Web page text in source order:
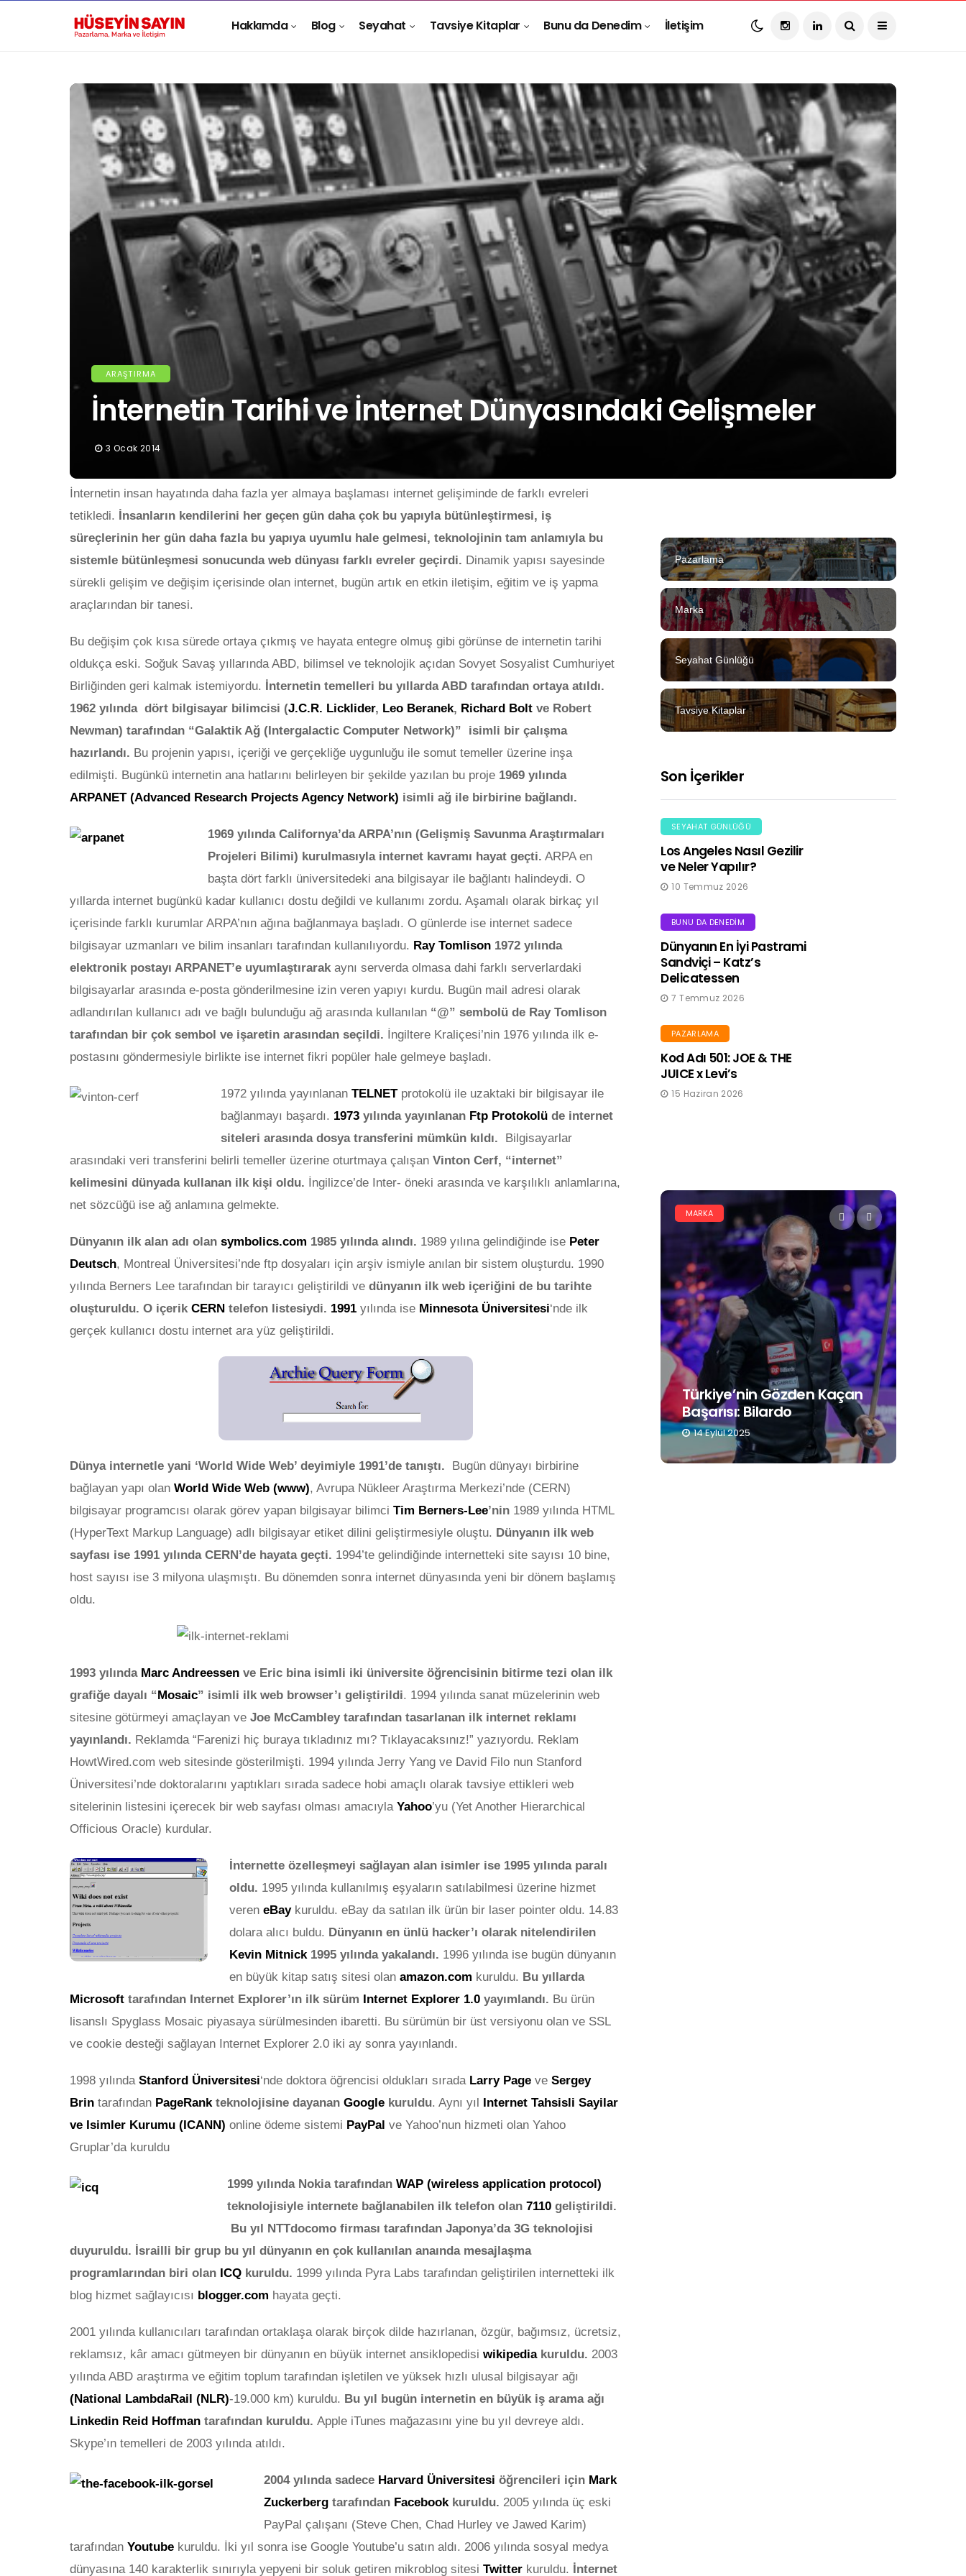
Hakkımda Blog Seyahat Tavsiye Kitaplar Bunu da Denedim İletişim
ARAŞTIRMA
İnternetin Tarihi ve İnternet Dünyasındaki Gelişmeler
3 Ocak 2014
İnternetin insan hayatında daha fazla yer almaya başlaması internet gelişiminde de farklı evreleri
tetikledi. İnsanların kendilerini her geçen gün daha çok bu yapıyla bütünleştirmesi, iş
süreçlerinin her gün daha fazla bu yapıya uyumlu hale gelmesi, teknolojinin tam anlamıyla bu
sistemle bütünleşmesi sonucunda web dünyası farklı evreler geçirdi. Dinamik yapısı sayesinde
sürekli gelişim ve değişim içerisinde olan internet, bugün artık en etkin iletişim, eğitim ve iş yapma
araçlarından bir tanesi.
Bu değişim çok kısa sürede ortaya çıkmış ve hayata entegre olmuş gibi görünse de internetin tarihi
oldukça eski. Soğuk Savaş yıllarında ABD, bilimsel ve teknolojik açıdan Sovyet Sosyalist Cumhuriyet
Birliğinden geri kalmak istemiyordu. İnternetin temelleri bu yıllarda ABD tarafından ortaya atıldı.
1962 yılında dört bilgisayar bilimcisi (J.C.R. Licklider, Leo Beranek, Richard Bolt ve Robert
Newman) tarafından “Galaktik Ağ (Intergalactic Computer Network)”
isimli bir çalışma
hazırlandı. Bu projenin yapısı, içeriği ve gerçekliğe uygunluğu ile somut temeller üzerine inşa
edilmişti. Bugünkü internetin ana hatlarını belirleyen bir şekilde yazılan bu proje 1969 yılında
ARPANET (Advanced Research Projects Agency Network) isimli ağ ile birbirine bağlandı.
1969 yılında Californya’da ARPA’nın (Gelişmiş Savunma Araştırmaları
Projeleri Bilimi) kurulmasıyla internet kavramı hayat geçti. ARPA en
başta dört farklı üniversitedeki ana bilgisayar ile bağlantı halindeydi. O
yıllarda internet bugünkü kadar kullanıcı dostu değildi ve kullanımı zordu. Aşamalı olarak birkaç yıl
içerisinde farklı kurumlar ARPA’nın ağına bağlanmaya başladı. O günlerde ise internet sadece
bilgisayar uzmanları ve bilim insanları tarafından kullanılıyordu. Ray Tomlison 1972 yılında
elektronik postayı ARPANET’e uyumlaştırarakaynı serverda olmasa dahi farklı serverlardaki
bilgisayarlar arasında e-posta gönderilmesine izin veren yapıyı kurdu. Bugün mail adresi olarak
adlandırılan kullanıcı adı ve bağlı bulunduğu ağ arasında kullanılan “@” sembolü de Ray Tomlison
tarafından bir çok sembol ve işaretin arasından seçildi. İngiltere Kraliçesi’nin 1976 yılında ilk e-
postasını göndermesiyle birlikte ise internet fikri popüler hale gelmeye başladı.
1972 yılında yayınlanan TELNETprotokolü ile uzaktaki bir bilgisayar ile
bağlanmayı başardı. 1973 yılında yayınlanan Ftp Protokolü de internet
siteleri arasında dosya transferini mümkün kıldı.
Bilgisayarlar
arasındaki veri transferini belirli temeller üzerine oturtmaya çalışan Vinton Cerf, “internet”
kelimesini dünyada kullanan ilk kişi oldu. İngilizce’de Inter- öneki arasında ve karşılıklı anlamlarına,
net sözcüğü ise ağ anlamına gelmekte.
Dünyanın ilk alan adı olan symbolics.com 1985 yılında alındı. 1989 yılına gelindiğinde ise Peter
Deutsch, Montreal Üniversitesi’nde ftp dosyaları için arşiv ismiyle anılan bir sistem oluşturdu. 1990
yılında Berners Lee tarafından bir tarayıcı geliştirildi ve dünyanın ilk web içeriğini de bu tarihte
oluşturuldu. O içerik CERN telefon listesiydi. 1991 yılında ise Minnesota Üniversitesi‘nde ilk
gerçek kullanıcı dostu internet ara yüz geliştirildi.
Dünya internetle yani ‘World Wide Web’ deyimiyle 1991’de tanıştı. Bugün dünyayı birbirine
bağlayan yapı olan World Wide Web (www), Avrupa Nükleer Araştırma Merkezi’nde (CERN)
bilgisayar programcısı olarak görev yapan bilgisayar bilimci Tim Berners-Lee’nin 1989 yılında HTML
(HyperText Markup Language) adlı bilgisayar etiket dilini geliştirmesiyle oluştu. Dünyanın ilk web
sayfası ise 1991 yılında CERN’de hayata geçti. 1994’te gelindiğinde internetteki site sayısı 10 bine,
host sayısı ise 3 milyona ulaşmıştı. Bu dönemden sonra internet dünyasında yeni bir dönem başlamış
oldu.
1993 yılında Marc Andreessen ve Eric bina isimli iki üniversite öğrencisinin bitirme tezi olan ilk
grafiğe dayalı “Mosaic” isimli ilk web browser’ı geliştirildi. 1994 yılında sanat müzelerinin web
sitesine götürmeyi amaçlayan ve Joe McCambley tarafından tasarlanan ilk internet reklamı
yayınlandı. Reklamda “Farenizi hiç buraya tıkladınız mı? Tıklayacaksınız!” yazıyordu. Reklam
HowtWired.com web sitesinde gösterilmişti. 1994 yılında Jerry Yang ve David Filo nun Stanford
Üniversitesi’nde doktoralarını yaptıkları sırada sadece hobi amaçlı olarak tavsiye ettikleri web
sitelerinin listesini içerecek bir web sayfası olması amacıyla Yahoo’yu (Yet Another Hierarchical
Officious Oracle) kurdular.
İnternette özelleşmeyi sağlayan alan isimler ise 1995 yılında paralı
oldu. 1995 yılında kullanılmış eşyaların satılabilmesi üzerine hizmet
veren eBaykuruldu. eBay da satılan ilk ürün bir laser pointer oldu. 14.83
dolara alıcı buldu. Dünyanın en ünlü hacker’ı olarak nitelendirilen
Kevin Mitnick1995 yılında yakalandı. 1996 yılında ise bugün dünyanın
en büyük kitap satış sitesi olan amazon.com kuruldu. Bu yıllarda
Microsoft tarafından Internet Explorer’ın ilk sürüm Internet Explorer 1.0 yayımlandı. Bu ürün
lisanslı Spyglass Mosaic piyasaya sürülmesinden ibaretti. Bu sürümün bir üst versiyonu olan ve SSL
ve cookie desteği sağlayan Internet Explorer 2.0 iki ay sonra yayınlandı.
1998 yılında Stanford Üniversitesi‘nde doktora öğrencisi oldukları sırada Larry Page ve Sergey
Brin tarafından PageRankteknolojisine dayanan Google kuruldu. Aynı yıl Internet Tahsisli Sayilar
ve Isimler Kurumu (ICANN) online ödeme sistemi PayPal ve Yahoo’nun hizmeti olan Yahoo
Gruplar’da kuruldu
1999 yılında Nokia tarafından WAP (wireless application protocol)
teknolojisiyle internete bağlanabilen ilk telefon olan 7110 geliştirildi.
Bu yıl NTTdocomo firması tarafından Japonya’da 3G teknolojisi
duyuruldu. İsrailli bir grup bu yıl dünyanın en çok kullanılan anaında mesajlaşma
programlarından biri olan ICQ kuruldu. 1999 yılında Pyra Labs tarafından geliştirilen internetteki ilk
blog hizmet sağlayıcısı blogger.com hayata geçti.
2001 yılında kullanıcıları tarafından ortaklaşa olarak birçok dilde hazırlanan, özgür, bağımsız, ücretsiz,
reklamsız, kâr amacı gütmeyen bir dünyanın en büyük internet ansiklopedisi wikipediakuruldu. 2003
yılında ABD araştırma ve eğitim toplum tarafından işletilen ve yüksek hızlı ulusal bilgisayar ağı
(National LambdaRail (NLR)-19.000 km) kuruldu. Bu yıl bugün internetin en büyük iş arama ağı
Linkedin Reid Hoffman tarafından kuruldu. Apple iTunes mağazasını yine bu yıl devreye aldı.
Skype’ın temelleri de 2003 yılında atıldı.
2004 yılında sadece Harvard Üniversitesi öğrencileri için Mark
Zuckerberg tarafından Facebookkuruldu. 2005 yılında üç eski
PayPal çalışanı (Steve Chen, Chad Hurley ve Jawed Karim)
tarafından Youtube kuruldu. İki yıl sonra ise Google Youtube’u satın aldı. 2006 yılında sosyal medya
dünyasına 140 karakterlik sınırıyla yepyeni bir soluk getiren mikroblog sitesi Twitter kuruldu. İnternet
Pazarlama
Marka
Seyahat Günlüğü
Tavsiye Kitaplar
Son İçerikler
SEYAHAT GÜNLÜĞÜ
Los Angeles Nasıl Gezilir
ve Neler Yapılır?
10 Temmuz 2026
BUNU DA DENEDIM
Dünyanın En İyi Pastrami
Sandviçi – Katz’s
Delicatessen
7 Temmuz 2026
PAZARLAMA
Kod Adı 501: JOE & THE
JUICE x Levi’s
15 Haziran 2026
Öfkenin Pazara Dönüştüğü
Dünya
Türkiye’nin Gözden Kaçan
DIJITAL PAZARLAMA
Dijital Dünyanın
Pentimentosu
7 Eylül 2025